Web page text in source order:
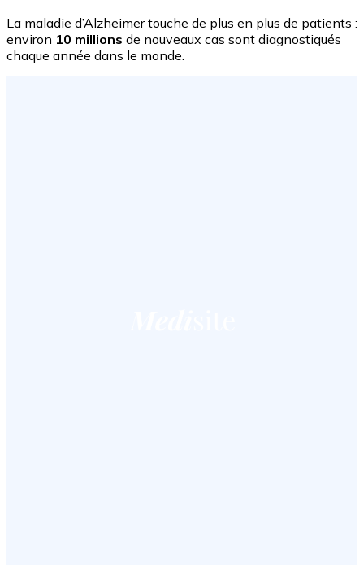
La maladie d’Alzheimer touche de plus en plus de patients :
environ 10 millions de nouveaux cas sont diagnostiqués
chaque année dans le monde.